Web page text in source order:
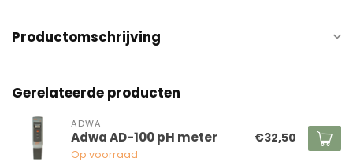
Productomschrijving
Gerelateerde producten
ADWA
Adwa AD-100 pH meter
Op voorraad
€32,50